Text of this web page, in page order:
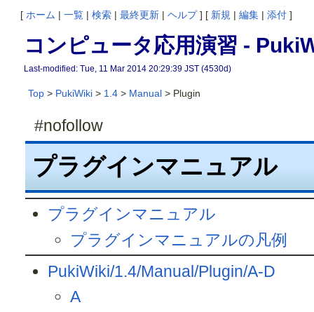
[ ホーム | 一覧 | 検索 | 最終更新 | ヘルプ] [ 新規 | 編集 | 添付 ]
コンピュータ応用演習 -
Last-modified: Tue, 11 Mar 2014 20:29:39 JST (4530d)
Top> PukiWiki> 1.4> Manual> Plugin
#nofollow
プラグインマニュアル
プラグインマニュアル
プラグインマニュアルの凡例
PukiWiki/1.4/Manual/Plugin/A-D
A